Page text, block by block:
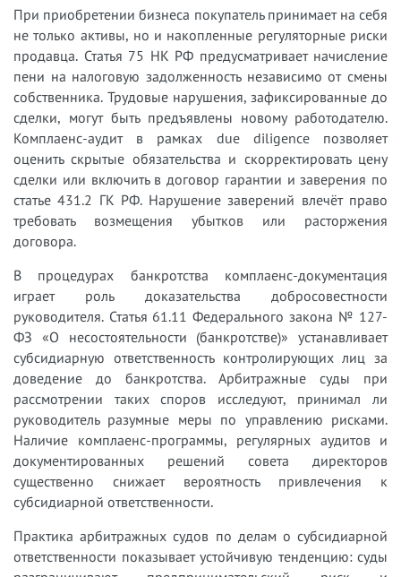
При приобретении бизнеса покупатель принимает на себя
не только активы, но и накопленные регуляторные риски
продавца. Статья 75 НК РФ предусматривает начисление
пени на налоговую задолженность независимо от смены
собственника. Трудовые нарушения, зафиксированные до
сделки, могут быть предъявлены новому работодателю.
Комплаенс-аудит в рамках due diligence позволяет
оценить скрытые обязательства и скорректировать цену
сделки или включить в договор гарантии и заверения по
статье 431.2 ГК РФ. Нарушение заверений влечёт право
требовать возмещения убытков или расторжения
договора.
В процедурах банкротства комплаенс-документация
играет роль доказательства добросовестности
руководителя. Статья 61.11 Федерального закона № 127-
ФЗ «О несостоятельности (банкротстве)» устанавливает
субсидиарную ответственность контролирующих лиц за
доведение до банкротства. Арбитражные суды при
рассмотрении таких споров исследуют, принимал ли
руководитель разумные меры по управлению рисками.
Наличие комплаенс-программы, регулярных аудитов и
документированных решений совета директоров
существенно снижает вероятность привлечения к
субсидиарной ответственности.
Практика арбитражных судов по делам о субсидиарной
ответственности показывает устойчивую тенденцию: суды